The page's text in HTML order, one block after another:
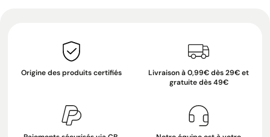
Origine des produits certifiés
Livraison à 0,99€ dès 29€ et
gratuite dès 49€